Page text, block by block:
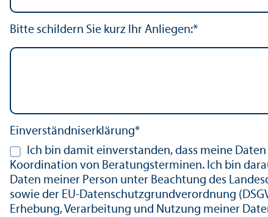
Bitte schildern Sie kurz Ihr Anliegen:*
Einverständnis­erklärung*
Ich bin damit einverstanden, dass meine
Koordination von Beratungs­terminen. Ich bin
Daten meiner Person unter Beachtung des
sowie der EU-Datenschutz­grundverordnung
Erhebung, Verarbeitung und Nutzung meiner